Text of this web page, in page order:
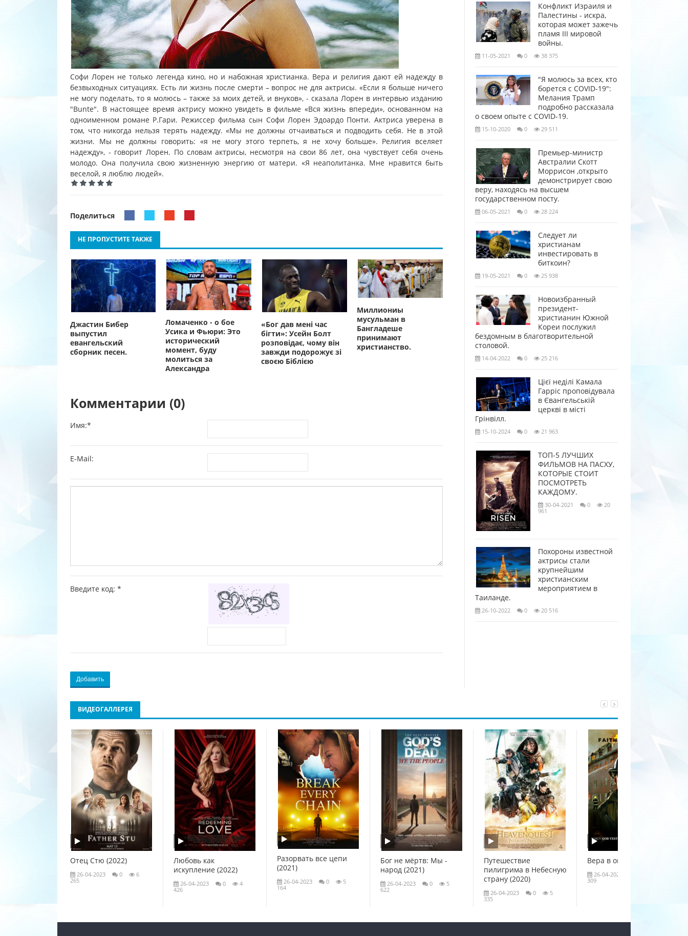
Софи Лорен не только легенда кино, но и набожная христианка. Вера и религия дают ей надежду в
безвыходных ситуациях. Есть ли жизнь после смерти – вопрос не для актрисы. «Если я больше ничего
не могу поделать, то я молюсь – также за моих детей, и внуков», - сказала Лорен в интервью изданию
"Bunte". В настоящее время актрису можно увидеть в фильме «Вся жизнь впереди», основанном на
одноименном романе Р.Гари. Режиссер фильма сын Софи Лорен Эдоардо Понти. Актриса уверена в
том, что никогда нельзя терять надежду. «Мы не должны отчаиваться и подводить себя. Не в этой
жизни. Мы не должны говорить: «я не могу этого терпеть, я не хочу больше». Религия вселяет
надежду», - говорит Лорен. По словам актрисы, несмотря на свои 86 лет, она чувствует себя очень
молодо. Она получила свою жизненную энергию от матери. «Я неаполитанка. Мне нравится быть
веселой, я люблю людей».
Поделиться
НЕ ПРОПУСТИТЕ ТАКЖЕ
Джастин Бибер
выпустил
евангельский
сборник песен.
Ломаченко - о бое
Усика и Фьюри: Это
исторический
момент, буду
молиться за
Александра
«Бог дав мені час
бігти»: Усейн Болт
розповідає, чому він
завжди подорожує зі
своєю Біблією
Миллиониы
мусульман в
Бангладеше
принимают
христианство.
Комментарии (0)
Имя:*
E-Mail:
Введите код: *
Добавить
Конфликт Израиля и
Палестины - искра,
которая может зажечь
пламя III мировой
войны.
11-05-2021 0 38 375
"Я молюсь за всех, кто
борется с COVID-19":
Мелания Трамп
подробно рассказала
о своем опыте с COVID-19.
15-10-2020 0 29 511
Премьер-министр
Австралии Скотт
Моррисон ,открыто
демонстрирует свою
веру, находясь на высшем
государственном посту.
06-05-2021 0 28 224
Следует ли
христианам
инвестировать в
биткоин?
19-05-2021 0 25 938
Новоизбранный
президент-
христианин Южной
Кореи послужил
бездомным в благотворительной
столовой.
14-04-2022 0 25 216
Цієї неділі Камала
Гарріс проповідувала
в Євангельській
церкві в місті
Грінвілл.
15-10-2024 0 21 963
ТОП-5 ЛУЧШИХ
ФИЛЬМОВ НА ПАСХУ,
КОТОРЫЕ СТОИТ
ПОСМОТРЕТЬ
КАЖДОМУ.
30-04-2021 0
20
961
Похороны известной
актрисы стали
крупнейшим
христианским
мероприятием в
Таиланде.
26-10-2022 0 20 516
ВИДЕОГАЛЛЕРЕЯ
Отец Стю (2022)
26-04-2023 0
6
265
Любовь как
искупление (2022)
26-04-2023 0
4
426
Разорвать все цепи
(2021)
26-04-2023 0
5
164
Бог не мёртв: Мы -
народ (2021)
26-04-2023 0
5
622
Путешествие
пилигрима в Небесную
страну (2020)
26-04-2023 0
5
335
Вера в огне (2020)
26-04-2023
309